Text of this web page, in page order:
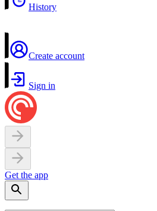
History
Create account
Sign in
Get the app